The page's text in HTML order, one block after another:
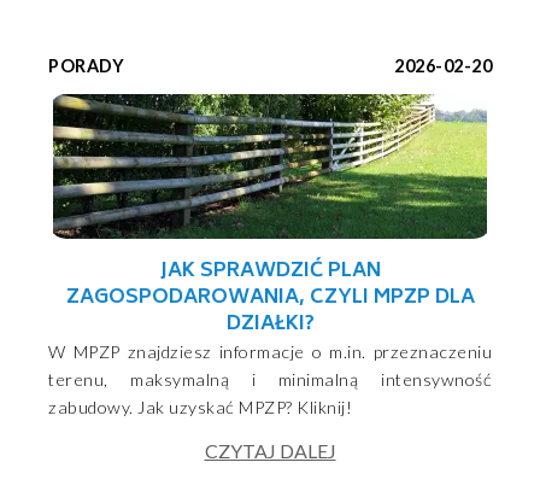
PORADY 2026-02-20
JAK SPRAWDZIĆ PLAN
ZAGOSPODAROWANIA, CZYLI MPZP DLA
DZIAŁKI?
W MPZP znajdziesz informacje o m.in. przeznaczeniu
terenu, maksymalną i minimalną intensywność
zabudowy. Jak uzyskać MPZP? Kliknij!
CZYTAJ DALEJ